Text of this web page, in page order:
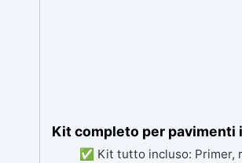
Kit completo per pavimenti
✅ Kit tutto incluso: Primer,